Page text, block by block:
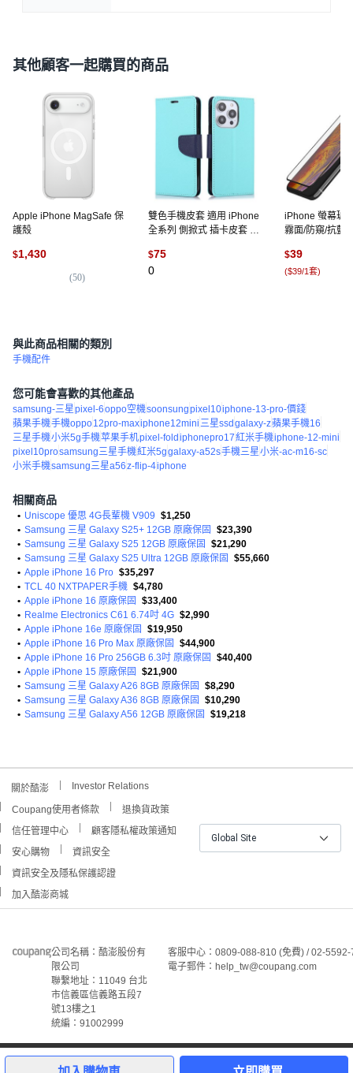
其他顧客一起購買的商品
Apple iPhone MagSafe 保
護殼
$1,430
(50)
雙色手機皮套 適用 iPhone
全系列 側掀式 插卡皮套 十
$75
0
iPhone 螢幕玻
霧面/防窺/抗藍
$39
($39/1套)
6
與此商品相關的類別
手機配件
您可能會喜歡的其他產品
samsung-三星pixel-6oppo空機soonsungpixel10iphone-13-pro-價錢
蘋果手機手機oppo12pro-maxiphone12mini三星ssd galaxy-z蘋果手機16
三星手機小米5g手機苹果手机pixel-fold iphonepro17紅米手機iphone-12-mini
pixel10prosamsung三星手機紅米5ggalaxy-a52s手機三星小米-ac-m16-sc
小米手機samsung三星a56z-flip-4iphone
相關商品
• Uniscope 優思 4G長輩機 V909 $1,250
• Samsung 三星 Galaxy S25+ 12GB 原廠保固
$23,390
• Samsung 三星 Galaxy S25 12GB 原廠保固
$21,290
• Samsung 三星 Galaxy S25 Ultra 12GB 原廠保固
$55,660
• Apple iPhone 16 Pro $35,297
• TCL 40 NXTPAPER手機 $4,780
• Apple iPhone 16 原廠保固
$33,400
• Realme Electronics C61 6.74吋 4G $2,990
• Apple iPhone 16e 原廠保固
$19,950
• Apple iPhone 16 Pro Max 原廠保固
$44,900
• Apple iPhone 16 Pro 256GB 6.3吋 原廠保固
$40,400
• Apple iPhone 15 原廠保固
$21,900
• Samsung 三星 Galaxy A26 8GB 原廠保固
$8,290
• Samsung 三星 Galaxy A36 8GB 原廠保固
$10,290
• Samsung 三星 Galaxy A56 12GB 原廠保固 $19,218
關於酷澎 Investor Relations
Coupang使用者條款
退換貨政策
信任管理中心
顧客隱私權政策通知
安心購物
資訊安全
資訊安全及隱私保護認證
加入酷澎商城
Global Site
公司名稱：酷澎股份有
限公司
聯繫地址：11049 台北
市信義區信義路五段7
號13樓之1
統編：91002999
客服中心：0809-088-810 (免費) / 02-
電子郵件：help_tw@coupang.com
©Coupang Taiwan Co., Ltd. 保留所有權利。
本網站上顯示的所有商標、標誌和服務標誌均為酷澎股份有